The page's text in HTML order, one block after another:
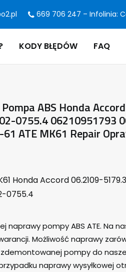
669 706 247 – Infolinia:
KODY BŁĘDÓW FAQ
ABS Honda
0755.4 06210951793
ATE MK61 Repair
Honda Accord 06.2109-
0755.4
pompy ABS ATE. Na
Możliwość naprawy
pompy do
naprawy wysyłkowej